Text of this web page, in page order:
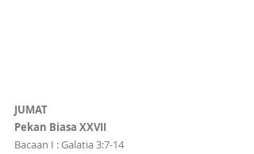
JUMAT
Pekan Biasa XXVII
Bacaan I : Galatia 3:7-14